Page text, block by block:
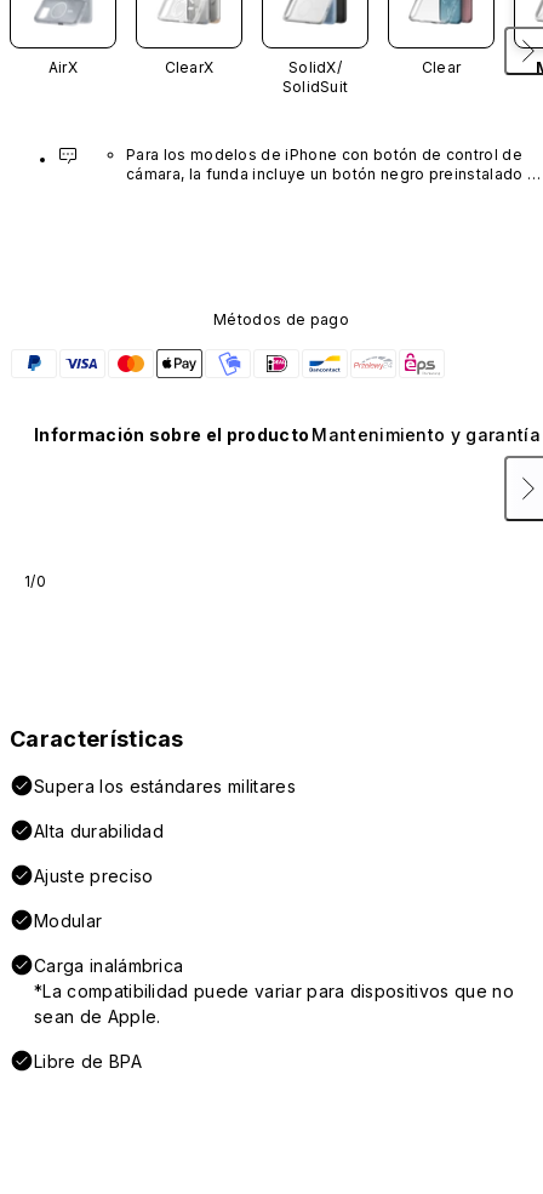
AirX ClearX
SolidX/
SolidSuit
Clear
Para los modelos de iPhone con botón de control de
cámara, la funda incluye un botón negro preinstalado
Métodos de pago
Información sobre el producto Mantenimiento y garantía
1/0
Características
Supera los estándares militares
Alta durabilidad
Ajuste preciso
Modular
Carga inalámbrica
*La compatibilidad puede variar para dispositivos que no
sean de Apple.
Libre de BPA